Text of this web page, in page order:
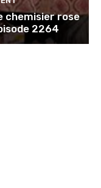
chemisier rose
2264